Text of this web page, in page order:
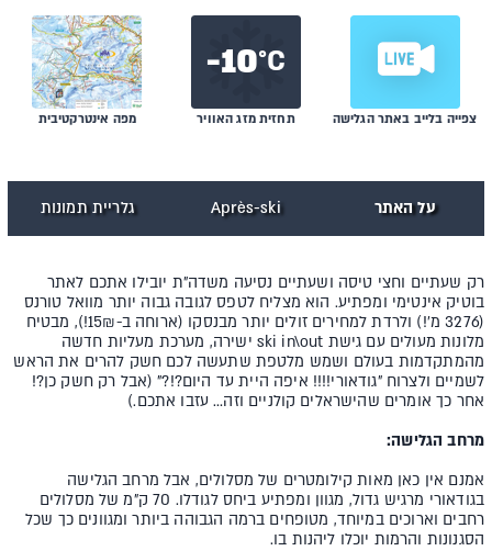
צפייה בלייב באתר הגלישה
C°
10-
תחזית מזג האוויר מפה אינטרקטיבית
על האתר Après-ski גלריית תמונות
רק שעתיים וחצי טיסה ושעתיים נסיעה משדה"ת יובילו אתכם לאתר
בוטיק אינטימי ומפתיע. הוא מצליח לטפס לגובה גבוה יותר מוואל טורנס
(3276 מ'!) ולרדת למחירים זולים יותר מבנסקו (ארוחה ב-15₪!), מבטיח
מלונות מעולים עם גישת ski in\out ישירה, מערכת מעליות חדשה
מהמתקדמות בעולם ושמש מלטפת שתעשה לכם חשק להרים את הראש
לשמיים ולצרוח "גודאורי!!!! איפה היית עד היום?!?" (אבל רק חשק כן?!
אחר כך אומרים שהישראלים קולניים וזה… עזבו אתכם.)
מרחב הגלישה:
אמנם אין כאן מאות קילומטרים של מסלולים, אבל מרחב הגלישה
בגודאורי מרגיש גדול, מגוון ומפתיע ביחס לגודלו. 70 ק"מ של מסלולים
רחבים וארוכים במיוחד, מטופחים ברמה הגבוהה ביותר ומגוונים כך שכל
הסגנונות והרמות יוכלו ליהנות בו.